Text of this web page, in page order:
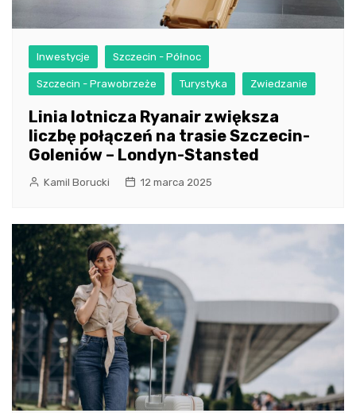
Inwestycje Szczecin - Północ
Szczecin - Prawobrzeże Turystyka Zwiedzanie
Linia lotnicza Ryanair zwiększa
liczbę połączeń na trasie Szczecin-
Goleniów – Londyn-Stansted
Kamil Borucki 12 marca 2025